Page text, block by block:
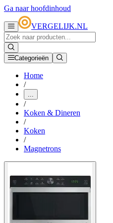
Ga naar hoofdinhoud
VERGELIJK.NL
Categorieën
Home
/
...
/
Koken & Dineren
/
Koken
/
Magnetrons